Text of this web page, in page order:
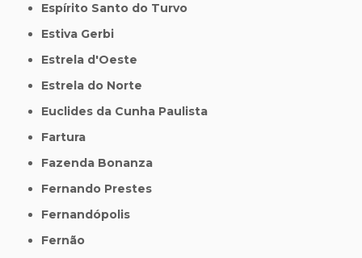
Espírito Santo do Turvo
Estiva Gerbi
Estrela d'Oeste
Estrela do Norte
Euclides da Cunha Paulista
Fartura
Fazenda Bonanza
Fernando Prestes
Fernandópolis
Fernão